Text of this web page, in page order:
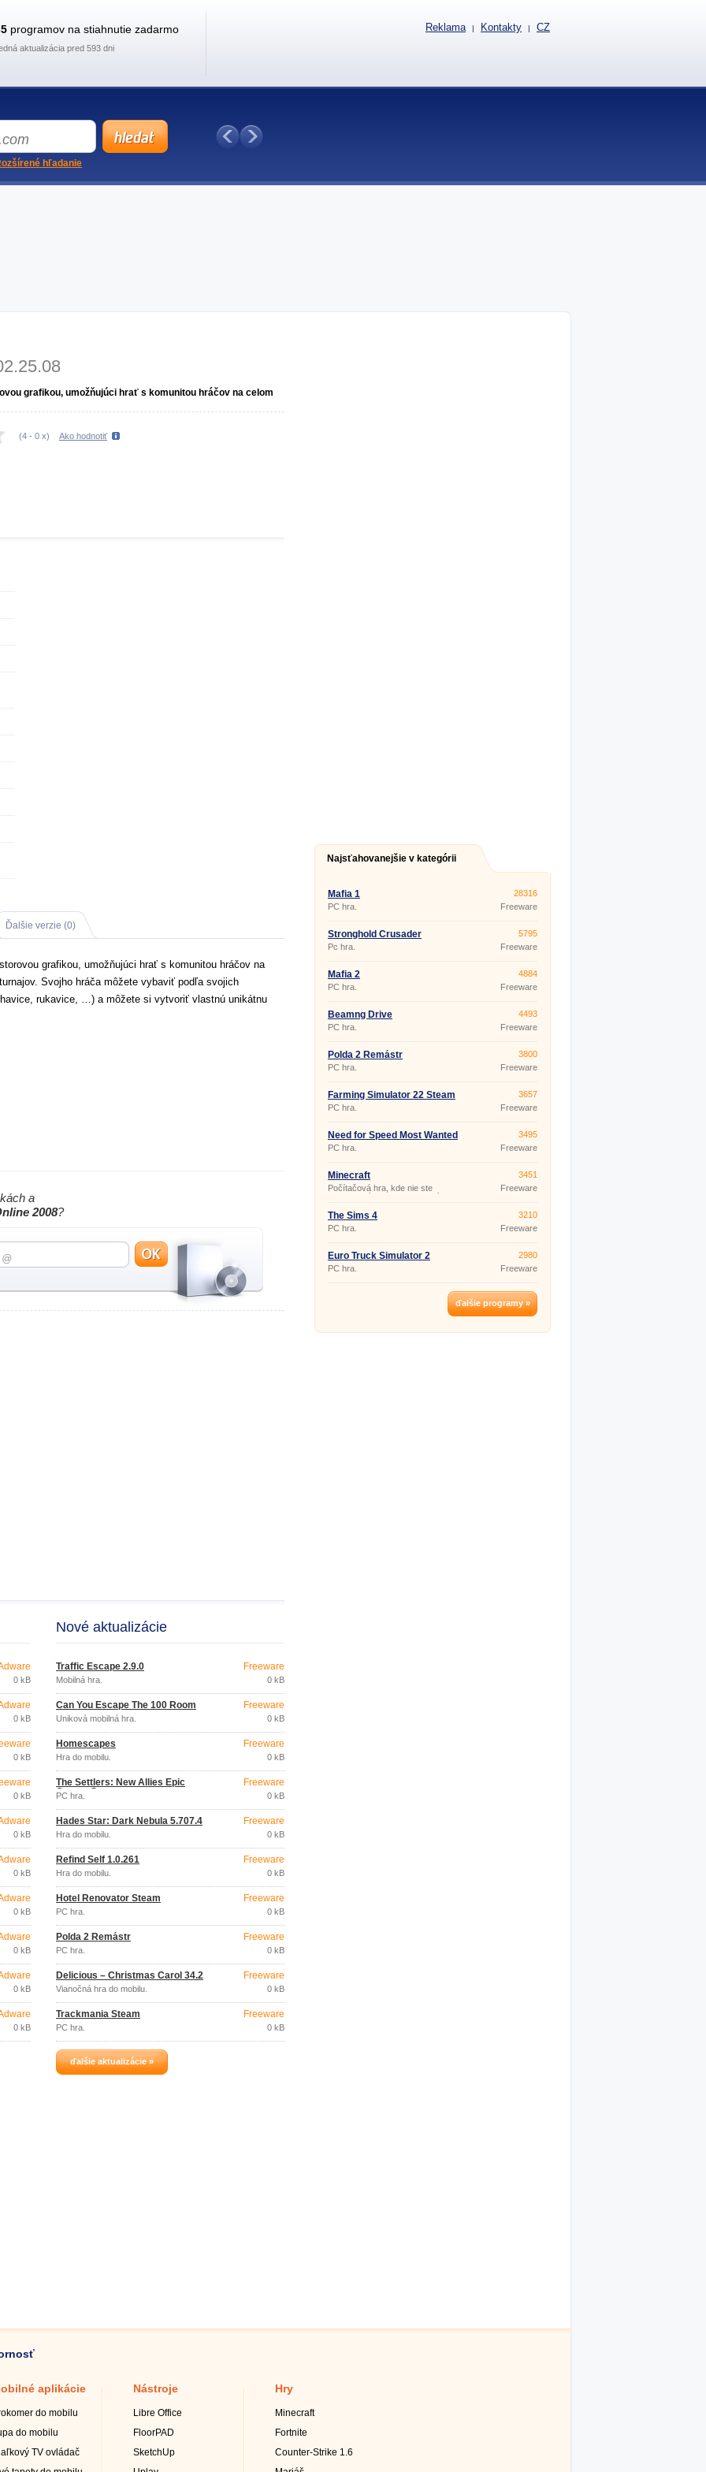
grafikou, umožňujúci hrať s komunitou hráčov na celom
(4 - 0 x) Ako hodnotiť
Ďalšie verzie (0)
grafikou, umožňujúci hrať s komunitou hráčov na
Svojho hráča môžete vybaviť podľa svojich
rukavice, …) a môžete si vytvoriť vlastnú unikátnu
a
2008?
0 kB
0 kB
0 kB
0 kB
0 kB
0 kB
0 kB
0 kB
0 kB
0 kB
Nové aktualizácie
Traffic Escape 2.9.0
Mobilná hra.
Freeware
0 kB
Can You Escape The 100 Room
Úniková mobilná hra.
Freeware
0 kB
Homescapes
Hra do mobilu.
Freeware
0 kB
The Settlers: New Allies Epic
Games Store
PC hra.
Freeware
0 kB
Hades Star: Dark Nebula 5.707.4
Hra do mobilu.
Freeware
0 kB
Refind Self 1.0.261
Hra do mobilu.
Freeware
0 kB
Hotel Renovator Steam
PC hra.
Freeware
0 kB
Polda 2 Remástr
PC hra.
Freeware
0 kB
Delicious – Christmas Carol 34.2
Vianočná hra do mobilu.
Freeware
0 kB
Trackmania Steam
PC hra.
Freeware
0 kB
ďalšie aktualizácie »
Najsťahovanejšie v kategórii
Mafia 1
PC hra.
28316
Freeware
Stronghold Crusader
Pc hra.
5795
Freeware
Mafia 2
PC hra.
4884
Freeware
Beamng Drive
PC hra.
4493
Freeware
Polda 2 Remástr
PC hra.
3800
Freeware
Farming Simulator 22 Steam
1.0
PC hra.
3657
Freeware
Need for Speed Most Wanted
PC hra.
3495
Freeware
Minecraft
Počítačová hra, kde nie ste
obmedzení pohybom, konaním a ani
svojho počiatku sa hra neustále
vyvíja a nemá koniec, vždy v nej
môžete pokračovať. Túto hru
multiplayer. O popularite tejto hry
svedčí aj fak
3451
Freeware
The Sims 4
PC hra.
3210
Freeware
Euro Truck Simulator 2
PC hra.
2980
Freeware
ďalšie programy »
aplikácie
do mobilu
do mobilu
TV ovládač
Nástroje
Libre Office
FloorPAD
SketchUp
Hry
Minecraft
Fortnite
Counter-Strike 1.6
programov na stiahnutie zadarmo
aktualizácia pred 593 dni
Reklama | Kontakty | CZ
hľadanie